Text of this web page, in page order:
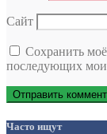
Сайт
Сохранить
последующих
Часто ищут